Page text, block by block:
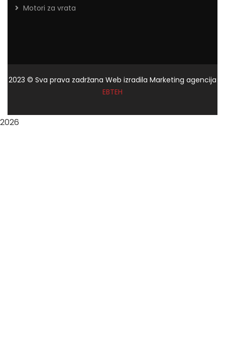
Motori za vrata
2023 © Sva prava zadržana Web izradila Marketing agencija
EBTEH
2026